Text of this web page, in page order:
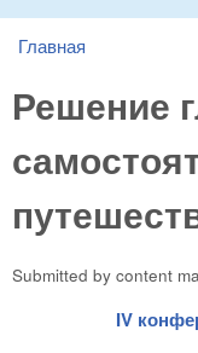
You are here
Главная
Решение
Submitted by content
IV